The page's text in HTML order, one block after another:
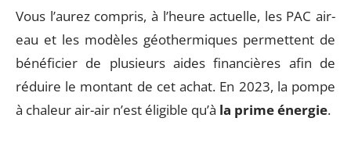
Vous l’aurez compris, à l’heure actuelle, les PAC air-
eau et les modèles géothermiques permettent de
bénéficier de plusieurs aides financières afin de
réduire le montant de cet achat. En 2023, la pompe
à chaleur air-air n’est éligible qu’à la prime énergie.